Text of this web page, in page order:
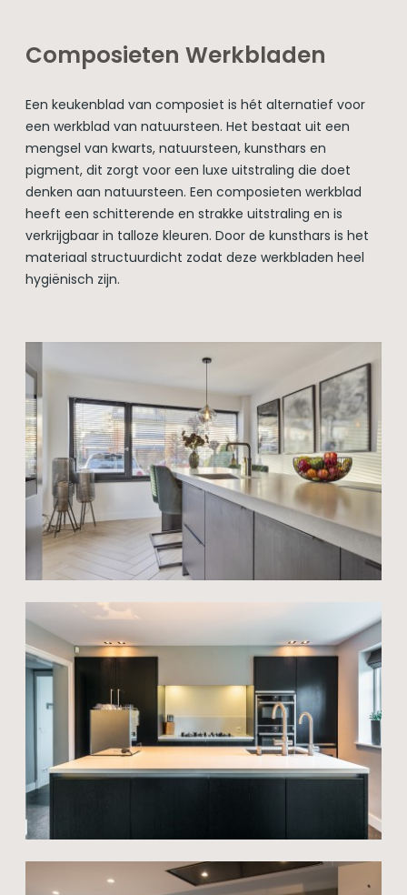
Composieten Werkbladen
Een keukenblad van composiet is hét alternatief voor
een werkblad van natuursteen. Het bestaat uit een
mengsel van kwarts, natuursteen, kunsthars en
pigment, dit zorgt voor een luxe uitstraling die doet
denken aan natuursteen. Een composieten werkblad
heeft een schitterende en strakke uitstraling en is
verkrijgbaar in talloze kleuren. Door de kunsthars is het
materiaal structuurdicht zodat deze werkbladen heel
hygiënisch zijn.